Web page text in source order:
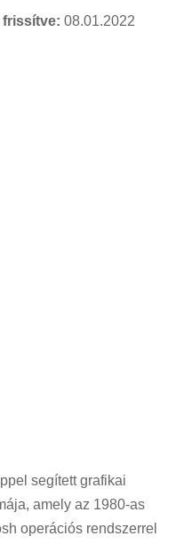
frissítve:08.01.2022
segített grafikai
amely az 1980-as
operációs rendszerrel